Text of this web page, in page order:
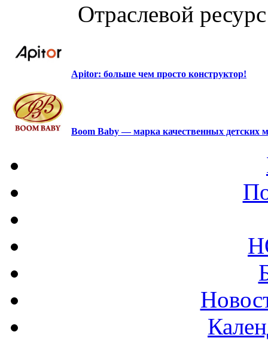
Отраслевой
Apitor: больше чем просто конструктор!
Boom Baby — марка качественных детских